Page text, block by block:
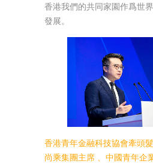
香港我們的共同家園作爲世
發展。
香港青年金融科技協會牽頭
尚乘集團主席 、中國青年企